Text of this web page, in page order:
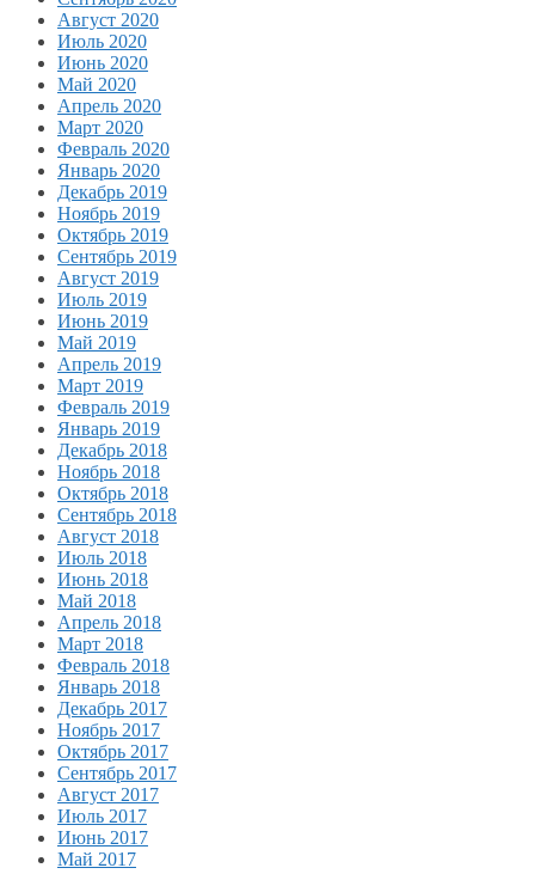
Август 2020
Июль 2020
Июнь 2020
Май 2020
Апрель 2020
Март 2020
Февраль 2020
Январь 2020
Декабрь 2019
Ноябрь 2019
Октябрь 2019
Сентябрь 2019
Август 2019
Июль 2019
Июнь 2019
Май 2019
Апрель 2019
Март 2019
Февраль 2019
Январь 2019
Декабрь 2018
Ноябрь 2018
Октябрь 2018
Сентябрь 2018
Август 2018
Июль 2018
Июнь 2018
Май 2018
Апрель 2018
Март 2018
Февраль 2018
Январь 2018
Декабрь 2017
Ноябрь 2017
Октябрь 2017
Сентябрь 2017
Август 2017
Июль 2017
Июнь 2017
Май 2017